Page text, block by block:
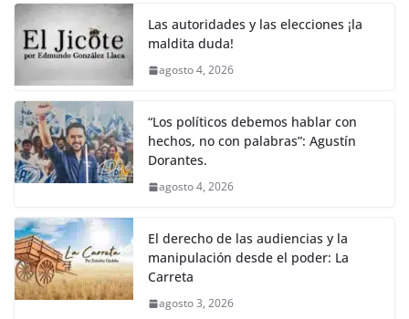
o
k
p k
Las autoridades y las elecciones ¡la
maldita duda!
agosto 4, 2026
“Los políticos debemos hablar con
hechos, no con palabras”: Agustín
Dorantes.
agosto 4, 2026
El derecho de las audiencias y la
manipulación desde el poder: La
Carreta
agosto 3, 2026